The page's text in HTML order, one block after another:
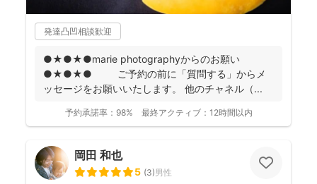
発達凸凹相談歓迎
●★●★●marie photographyからのお願い
●★●★● ご予約の前に「質問する」からメ
ッセージをお願いいたします。 他のチャネル（...
予約承諾率： 98% 最終アクティブ： 12時間以内
岡田 和也
5 (3)男性